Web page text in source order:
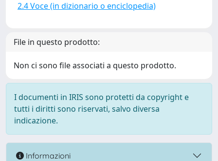
2.4 Voce (in dizionario o enciclopedia)
File in questo prodotto:
Non ci sono file associati a questo prodotto.
I documenti in IRIS sono protetti da copyright e
tutti i diritti sono riservati, salvo diversa
indicazione.
Informazioni